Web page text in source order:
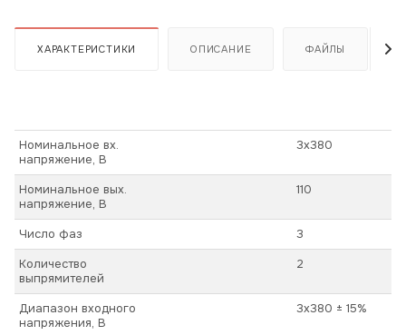
ХАРАКТЕРИСТИКИ ОПИСАНИЕ ФАЙЛЫ
Номинальное вх.
напряжение, В
3х380
Номинальное вых.
напряжение, В
110
Число фаз
3
Количество
выпрямителей
2
Диапазон входного
напряжения, В
3х380 ± 15%